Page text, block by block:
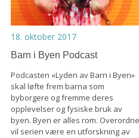
18. oktober 2017
Barn i Byen Podcast
Podcasten «Lyden av Barn i Byen»
skal løfte frem barna som
byborgere og fremme deres
opplevelser og fysiske bruk av
byen. Byen er alles rom.
vil serien være en utforskning av